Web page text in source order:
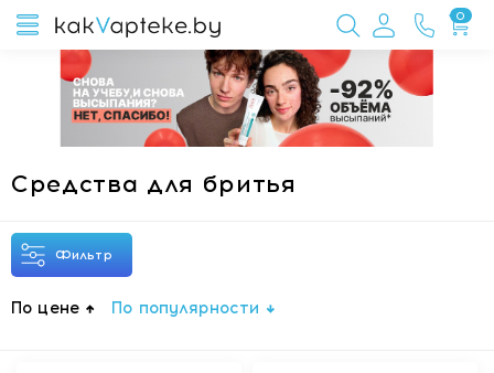
0
Средства для бритья
Фильтр
По цене По популярности